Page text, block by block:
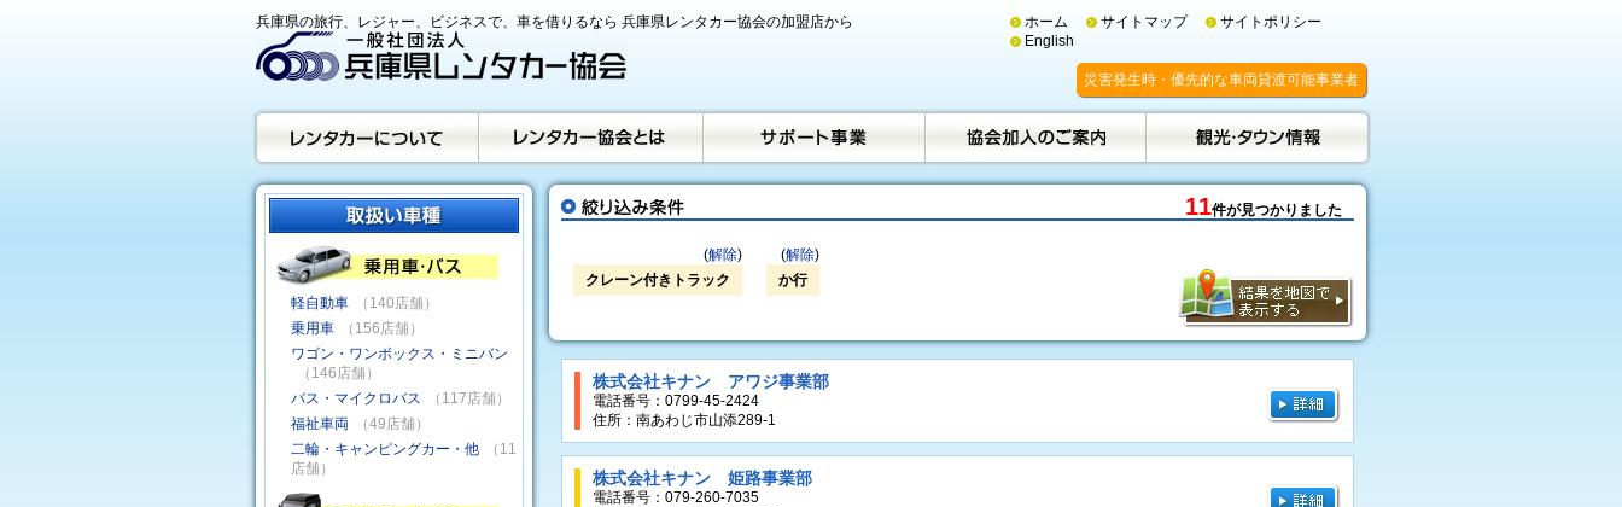
兵庫県の旅行、レジャー、ビジネスで、車を借りるなら 兵庫県レンタカー協会の加盟店から ホーム サイトマップ
サイトポリシー
English
災害発生時・優先的な車両貸渡可能事業者
11件が見つかりました
(解除)
クレーン付きトラック
(解除)
か行
軽自動車
（140店舗）
乗用車
（156店舗）
ワゴン・ワンボックス・ミニバン
（146店舗）
バス・マイクロバス
（117店舗）
福祉車両
（49店舗）
二輪・キャンピングカー・他
（11
店舗）
株式会社キナン アワジ事業部
電話番号：0799-45-2424
住所：南あわじ市山添289-1
株式会社キナン 姫路事業部
電話番号：079-260-7035